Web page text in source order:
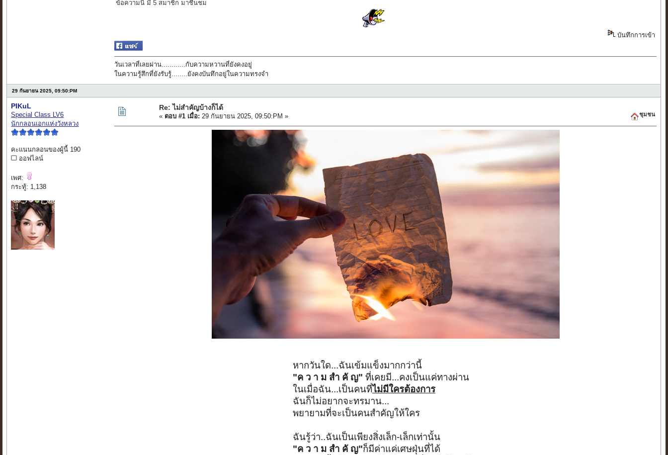
ข้อความนี้ มี 5 สมาชิก มาชื่นชม
บันทึกการเข้า
วันเวลาที่เลยผ่าน............กับความหวานที่ยังคงอยู่
ในความรู้สึกที่ยังรับรู้........ยังคงบันทึกอยู่ในความทรงจำ
29 กันยายน 2025, 09:50:PM
PIKuL
Special Class LV6
นักกลอนเอกแห่งวังหลวง
คะแนนกลอนของผู้นี้ 190
ออฟไลน์
เพศ:
กระทู้: 1,138
Re: ไม่สำคัญบ้างก็ได้
« ตอบ #1 เมื่อ: 29 กันยายน 2025, 09:50:PM » ชุมชน
หากวันใด...ฉันเข้มแข็งมากกว่านี้
"ค ว า ม สำ คั ญ" ที่เคยมี...คงเป็นแค่ทางผ่าน
ในเมื่อฉัน...เป็นคนที่ไม่มีใครต้องการ
ฉันก็ไม่อยากจะทรมาน...
พยายามที่จะเป็นคนสำคัญให้ใคร
ฉันรู้ว่า..ฉันเป็นเพียงสิ่งเล็ก-เล็กเท่านั้น
"ค ว า ม สำ คั ญ"ก็มีค่าแค่เศษฝุ่นที่ได้